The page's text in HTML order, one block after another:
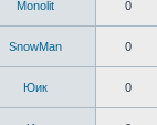
Monolit 0
SnowMan 0
Юик 0